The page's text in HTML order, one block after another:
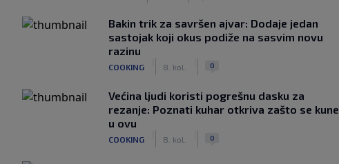
Bakin trik za savršen ajvar: Dodaje jedan
sastojak koji okus podiže na sasvim novu
razinu
COOKING 8. kol. 0
Većina ljudi koristi pogrešnu dasku za
rezanje: Poznati kuhar otkriva zašto se kune
u ovu
COOKING 8. kol. 0